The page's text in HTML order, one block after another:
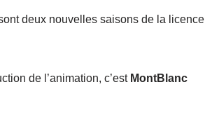
deux nouvelles saisons de la licence
de l’animation, c’est MontBlanc